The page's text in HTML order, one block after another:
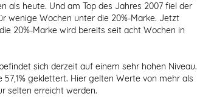
als heute. Und am Top des Jahres 2007 fiel der
wenige Wochen unter die 20%-Marke. Jetzt
20%-Marke wird bereits seit acht Wochen in
sich derzeit auf einem sehr hohen Niveau.
geklettert. Hier gelten Werte von mehr als
selten erreicht werden.